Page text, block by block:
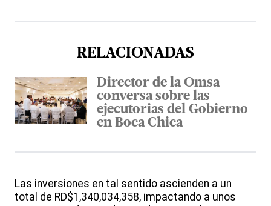
RELACIONADAS
Director de la Omsa
conversa sobre las
ejecutorias del Gobierno
en Boca Chica
Las inversiones en tal sentido ascienden a un
total de RD$1,340,034,358, impactando a unos